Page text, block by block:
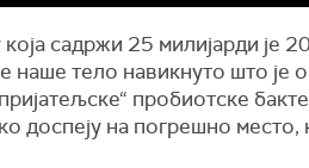
садржи 25 милијарди је
наше тело навикнуто што је
пробиотске
доспеју на погрешно место,